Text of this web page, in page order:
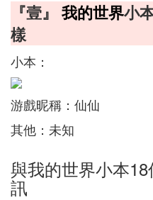
『壹』 我的世界小
樣
小本：
游戲昵稱：仙仙
其他：未知
與我的世界小本
訊